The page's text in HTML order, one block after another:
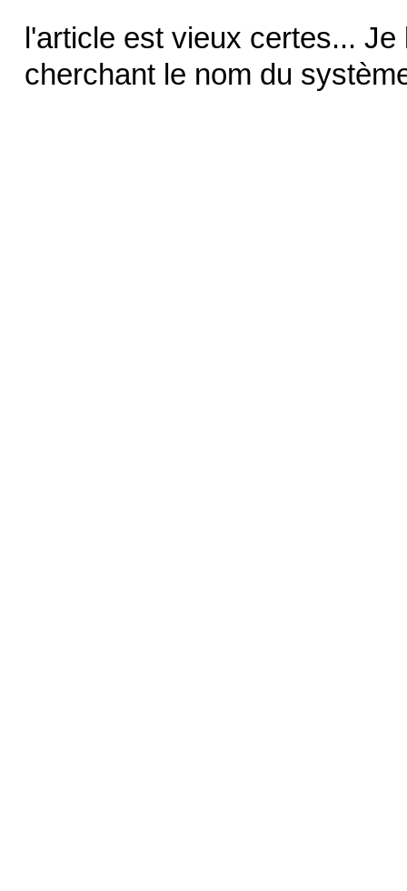
l'article est vieux certes...
cherchant le nom du